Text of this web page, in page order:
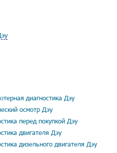
диагностика Дэу
осмотр Дэу
перед покупкой Дэу
двигателя Дэу
дизельного двигателя Дэу